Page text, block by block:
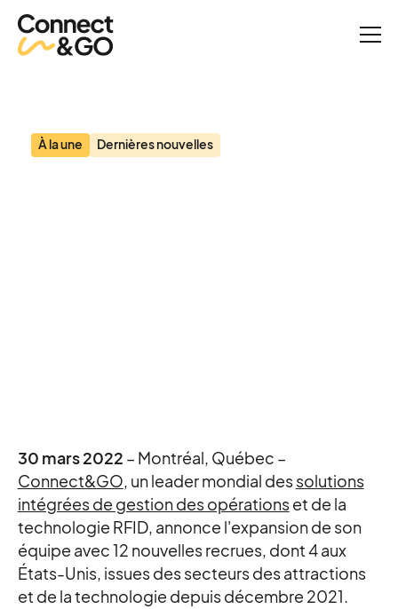
Great Place to Work
À la une Dernières nouvelles
30 mars 2022 – Montréal, Québec –
Connect&GO, un leader mondial dessolutions
intégrées de gestion des opérationset de la
technologie RFID, annonce l'expansion de son
équipe avec 12 nouvelles recrues, dont 4 aux
États-Unis, issues des secteurs des attractions
et de la technologie depuis décembre 2021.